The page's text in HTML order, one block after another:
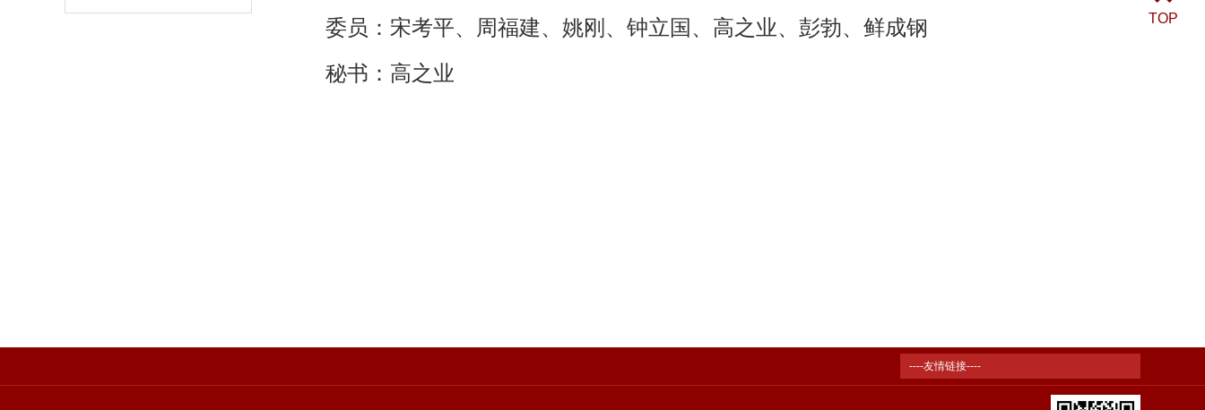
委员： 宋考平、周福建、姚刚、钟立国、高之业、彭勃、鲜成钢
秘书： 高之业
----友情链接----
TOP